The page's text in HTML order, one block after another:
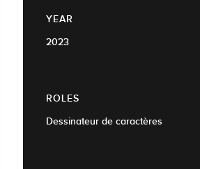
YEAR
2023
ROLES
Dessinateur de caractères